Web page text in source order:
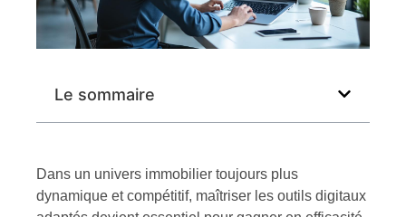
Le sommaire
Dans un univers immobilier toujours plus
dynamique et compétitif, maîtriser les outils digitaux